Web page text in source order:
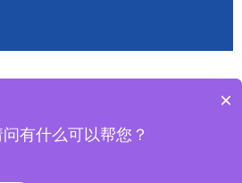
×
有什么可以帮您？